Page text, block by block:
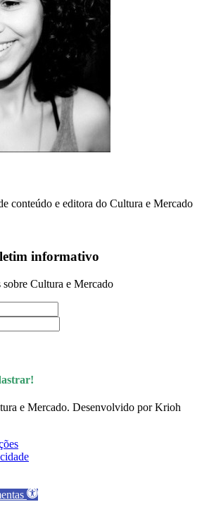
conteúdo e editora do Cultura e Mercado
informativo
sobre Cultura e Mercado
e Mercado. Desenvolvido por Krioh